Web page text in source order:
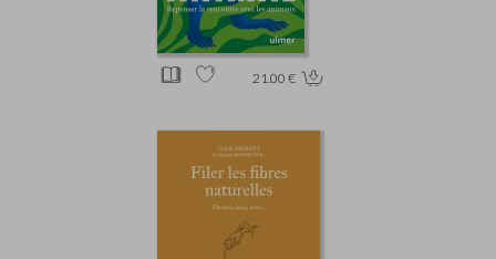
21.00 €